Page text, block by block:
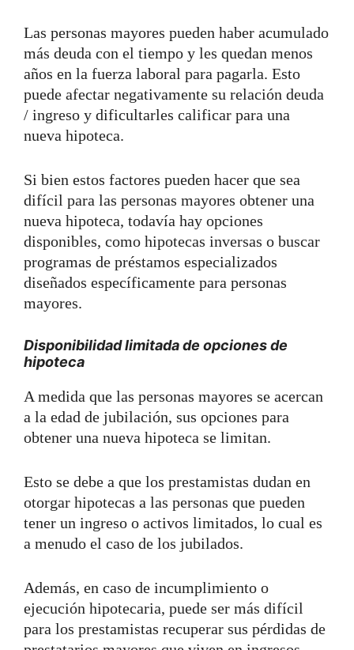
Las personas mayores pueden haber acumulado
más deuda con el tiempo y les quedan menos
años en la fuerza laboral para pagarla. Esto
puede afectar negativamente su relación deuda
/ ingreso y dificultarles calificar para una
nueva hipoteca.
Si bien estos factores pueden hacer que sea
difícil para las personas mayores obtener una
nueva hipoteca, todavía hay opciones
disponibles, como hipotecas inversas o buscar
programas de préstamos especializados
diseñados específicamente para personas
mayores.
Disponibilidad limitada de opciones de
hipoteca
A medida que las personas mayores se acercan
a la edad de jubilación, sus opciones para
obtener una nueva hipoteca se limitan.
Esto se debe a que los prestamistas dudan en
otorgar hipotecas a las personas que pueden
tener un ingreso o activos limitados, lo cual es
a menudo el caso de los jubilados.
Además, en caso de incumplimiento o
ejecución hipotecaria, puede ser más difícil
para los prestamistas recuperar sus pérdidas de